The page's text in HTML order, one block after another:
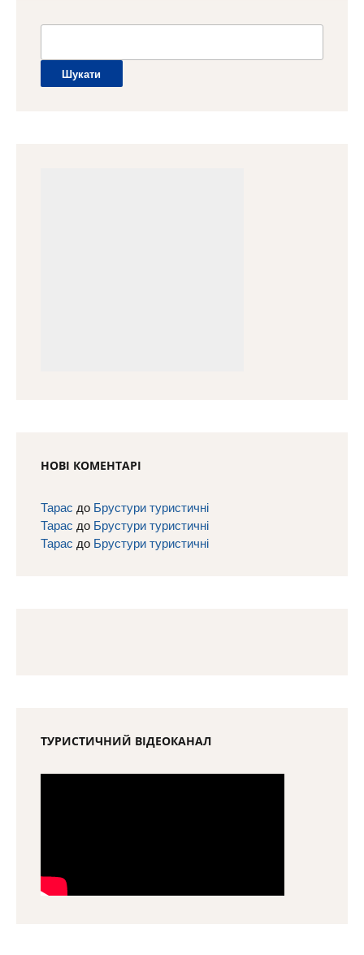
Пошук:
НОВІ КОМЕНТАРІ
Тарас до Брустури туристичні
Тарас до Брустури туристичні
Тарас до Брустури туристичні
ТУРИСТИЧНИЙ ВІДЕОКАНАЛ